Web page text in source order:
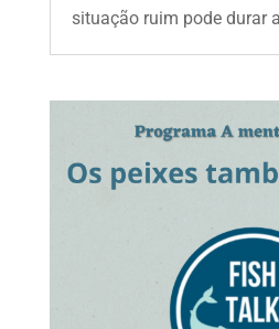
situação ruim pode durar